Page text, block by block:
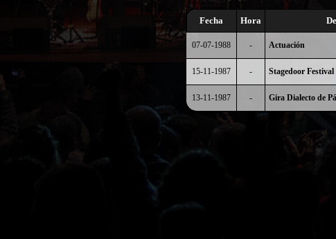
Fecha Hora
07-07-1988 - Actuación
15-11-1987 - Stagedoor Festival
13-11-1987 - Gira Dialecto de